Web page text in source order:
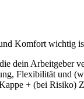
Komfort wichtig
dein Arbeitgeber
Flexibilität und
+ (bei Risiko)